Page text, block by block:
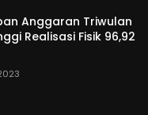
Anggaran Triwulan
Realisasi Fisik 96,92